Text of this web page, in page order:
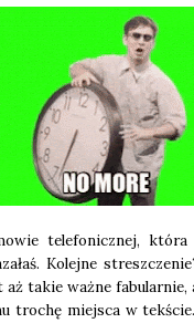
telefonicznej, która
Kolejne
aż takie ważne
trochę miejsca w